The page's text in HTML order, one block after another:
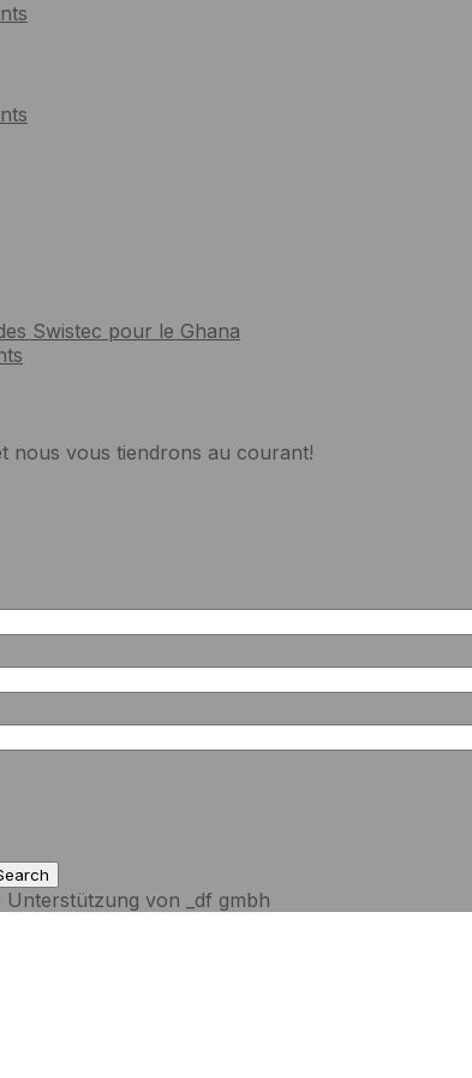
Swistec pour le Ghana
nous vous tiendrons au courant!
von _df gmbh